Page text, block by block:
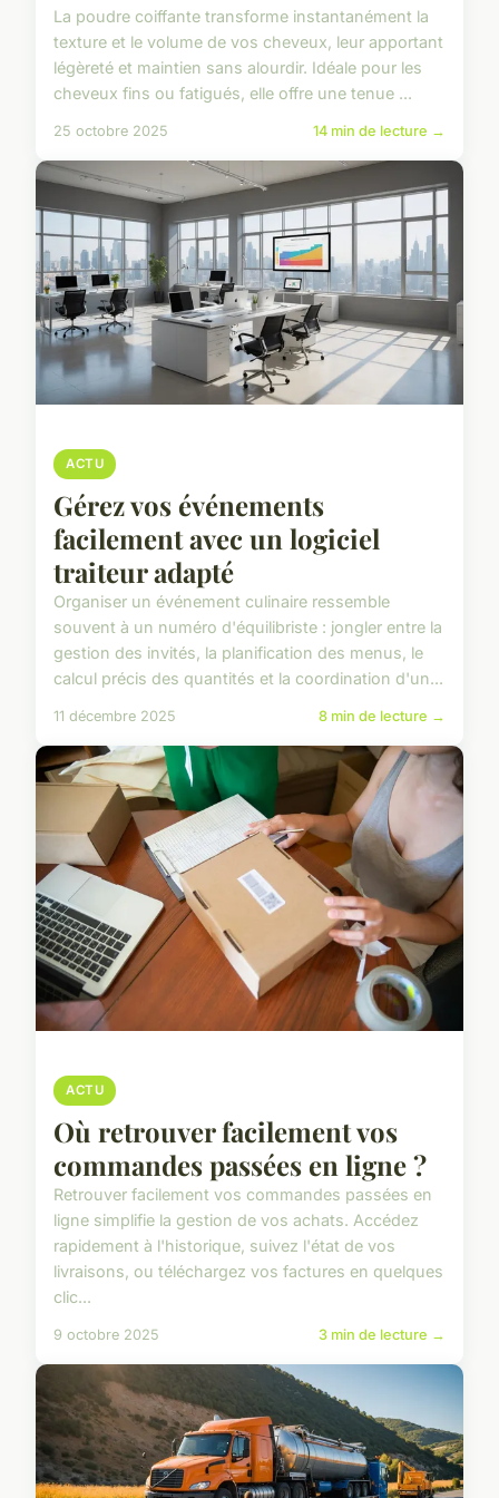
La poudre coiffante transforme instantanément la
texture et le volume de vos cheveux, leur apportant
légèreté et maintien sans alourdir. Idéale pour les
cheveux fins ou fatigués, elle offre une tenue ...
25 octobre 2025 14 min de lecture →
ACTU
Gérez vos événements
facilement avec un logiciel
traiteur adapté
Organiser un événement culinaire ressemble
souvent à un numéro d'équilibriste : jongler entre la
gestion des invités, la planification des menus, le
calcul précis des quantités et la coordination d'un...
11 décembre 2025 8 min de lecture →
ACTU
Où retrouver facilement vos
commandes passées en ligne ?
Retrouver facilement vos commandes passées en
ligne simplifie la gestion de vos achats. Accédez
rapidement à l'historique, suivez l'état de vos
livraisons, ou téléchargez vos factures en quelques
clic...
9 octobre 2025 3 min de lecture →